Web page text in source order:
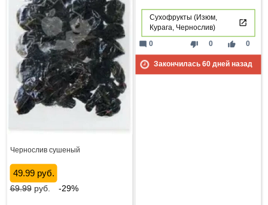
Сухофрукты (Изюм,
Курага, Чернослив)
thumb_down 0 thumb_up 0
mode_comment 0
Закончилась 60дней назад
Чернослив сушеный
49.99 руб.
69.99руб. -29%